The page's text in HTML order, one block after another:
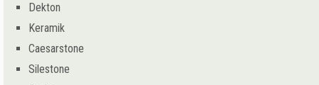
Dekton
Keramik
Caesarstone
Silestone